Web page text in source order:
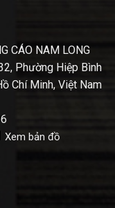
CÁO NAM LONG
Phường Hiệp Bình
Chí Minh, Việt Nam
Xem bản đồ